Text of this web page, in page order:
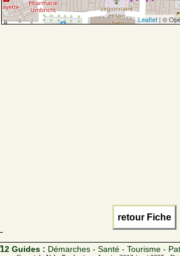
Leaflet | ©
retour Fiche
12 Guides : Démarches - Santé - Tourisme -